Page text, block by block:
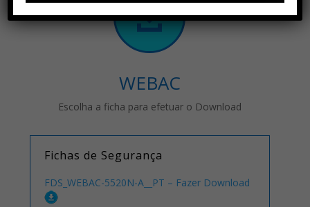

WEBAC
Escolha a ficha para efetuar o Download
Fichas de Segurança
FDS_WEBAC-5520N-A__PT – Fazer Download